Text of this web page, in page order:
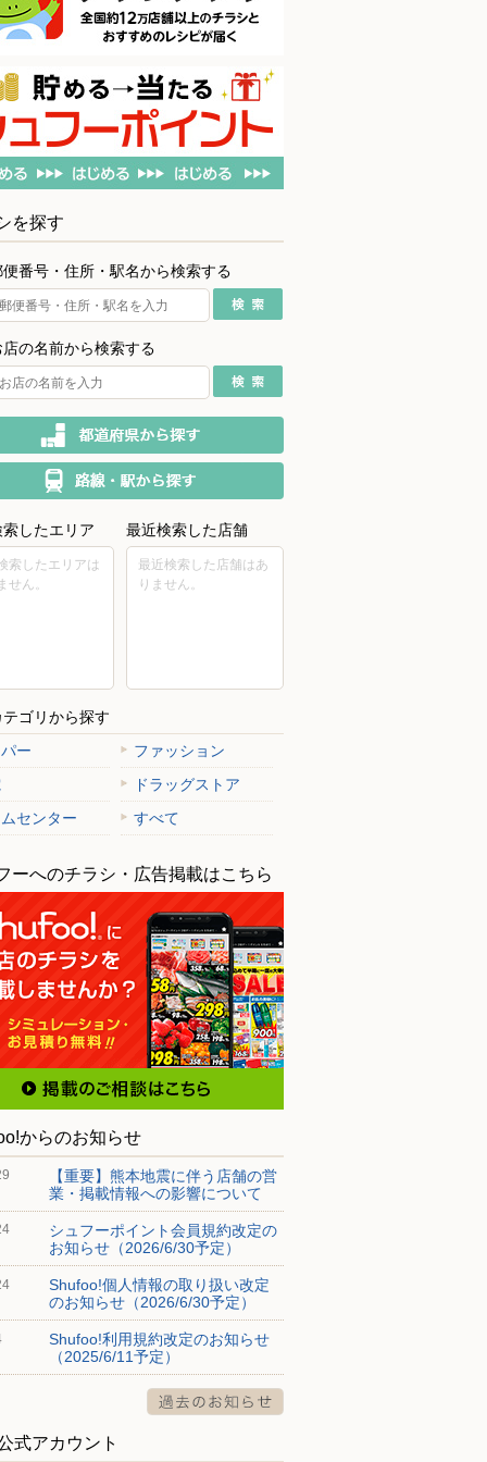
を探す
便番号・住所・駅名から検索する
店の名前から検索する
したエリア
索したエリアは
せん。
最近検索した店舗
最近検索した店舗はあ
りません。
テゴリから探す
ー
ファッション
ドラッグストア
センター
すべて
ーへのチラシ・広告掲載はこちら
からのお知らせ
【重要】熊本地震に伴う店舗の営
業・掲載情報への影響について
シュフーポイント会員規約改定の
お知らせ（2026/6/30予定）
Shufoo!個人情報の取り扱い改定
のお知らせ（2026/6/30予定）
Shufoo!利用規約改定のお知らせ
（2025/6/11予定）
式アカウント